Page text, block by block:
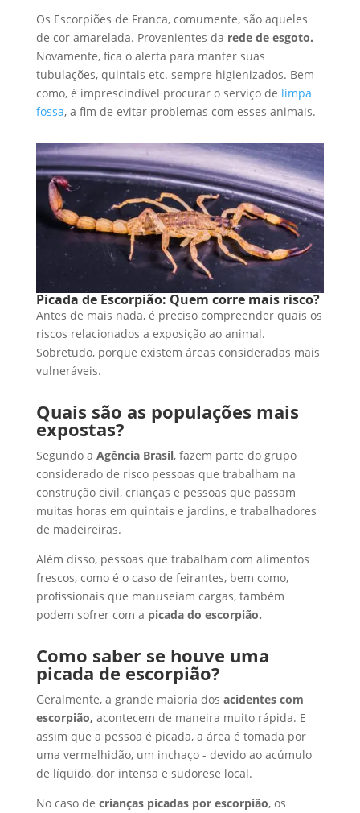
Os Escorpiões de Franca, comumente, são aqueles
de cor amarelada. Provenientes da rede de esgoto.
Novamente, fica o alerta para manter suas
tubulações, quintais etc. sempre higienizados. Bem
como, é imprescindível procurar o serviço de limpa
fossa, a fim de evitar problemas com esses animais.
Picada de Escorpião: Quem corre mais risco?
Antes de mais nada, é preciso compreender quais os
riscos relacionados a exposição ao animal.
Sobretudo, porque existem áreas consideradas mais
vulneráveis.
Quais são as populações mais
expostas?
Segundo a Agência Brasil, fazem parte do grupo
considerado de risco pessoas que trabalham na
construção civil, crianças e pessoas que passam
muitas horas em quintais e jardins, e trabalhadores
de madeireiras.
Além disso, pessoas que trabalham com alimentos
frescos, como é o caso de feirantes, bem como,
profissionais que manuseiam cargas, também
podem sofrer com a picada do escorpião.
Como saber se houve uma
picada de escorpião?
Geralmente, a grande maioria dos acidentes com
escorpião, acontecem de maneira muito rápida. E
assim que a pessoa é picada, a área é tomada por
uma vermelhidão, um inchaço - devido ao acúmulo
de líquido, dor intensa e sudorese local.
No caso de crianças picadas por escorpião, os